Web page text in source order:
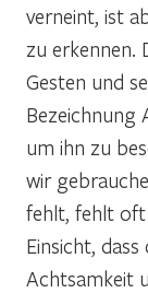
verneint, ist
zu erkennen.
Gesten und
Bezeichnung
um ihn zu
wir
fehlt, fehlt oft
Einsicht,
Achtsamkeit